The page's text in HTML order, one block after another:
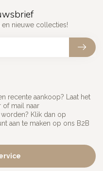
recente aankoop? Laat het
of mail naar
worden? Klik dan op
aan te maken op ons B2B
nieuwe collecties!